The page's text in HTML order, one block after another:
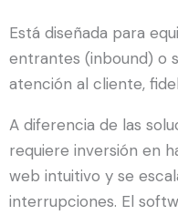
Está diseñada para
entrantes (inbound) o
atención al cliente,
A diferencia de las
requiere inversión en
web intuitivo y se
interrupciones. El